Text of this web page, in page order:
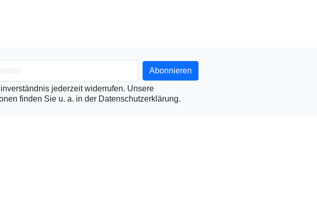
jederzeit widerrufen. Unsere
finden Sie u. a. in der Datenschutzerklärung.